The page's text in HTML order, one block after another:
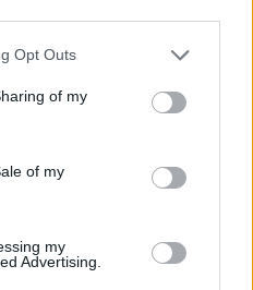
Opt Outs
of my
of my
my
Advertising.
ανήλικοι Ρομά θα
και πάλι στους